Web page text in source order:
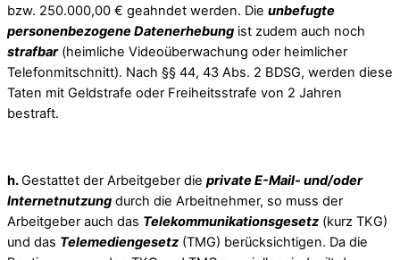
bzw. 250.000,00 € geahndet werden. Die unbefugte
personenbezogene Datenerhebung ist zudem auch noch
strafbar(heimliche Videoüberwachung oder heimlicher
Telefonmitschnitt). Nach §§ 44, 43 Abs. 2 BDSG, werden diese
Taten mit Geldstrafe oder Freiheitsstrafe von 2 Jahren
bestraft.
h.Gestattet der Arbeitgeber die private E-Mail- und/oder
Internetnutzung durch die Arbeitnehmer, so muss der
Arbeitgeber auch das Telekommunikationsgesetz (kurz TKG)
und das Telemediengesetz (TMG) berücksichtigen. Da die